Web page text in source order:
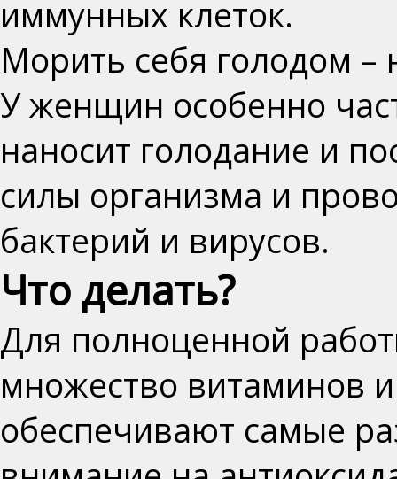
иммунных клеток.
Морить себя голодом –
У женщин особенно
наносит голодание и
силы организма и
бактерий и вирусов.
Что делать?
Для полноценной
множество витаминов
обеспечивают самые